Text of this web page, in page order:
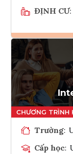
ĐỊNH CƯ:
Trường:
Cấp học: